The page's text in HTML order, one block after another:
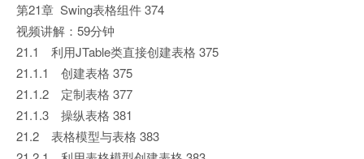
第21章 Swing表格组件 374
视频讲解：59分钟
21.1 利用JTable类直接创建表格 375
21.1.1 创建表格 375
21.1.2 定制表格 377
21.1.3 操纵表格 381
21.2 表格模型与表格 383